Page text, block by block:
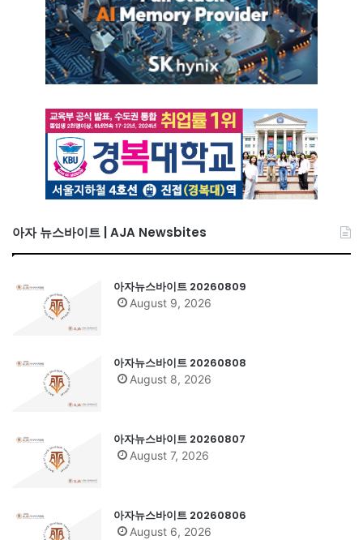
아자 뉴스바이트 | AJA Newsbites
아자뉴스바이트 20260809
August 9, 2026
아자뉴스바이트 20260808
August 8, 2026
아자뉴스바이트 20260807
August 7, 2026
아자뉴스바이트 20260806
August 6, 2026